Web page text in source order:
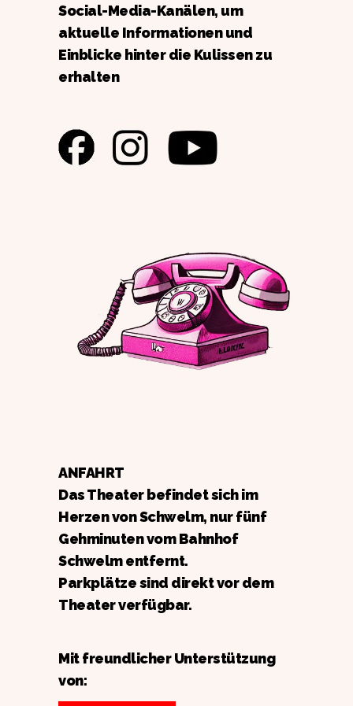
Social-Media-Kanälen, um
aktuelle Informationen und
Einblicke hinter die Kulissen zu
erhalten
ANFAHRT
Das Theater befindet sich im
Herzen von Schwelm, nur fünf
Gehminuten vom Bahnhof
Schwelm entfernt.
Parkplätze sind direkt vor dem
Theater verfügbar.
Mit freundlicher Unterstützung
von: